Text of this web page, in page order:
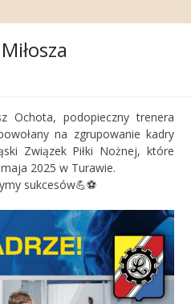
Ochota, podopieczny trenera
na zgrupowanie kadry
Związek Piłki Nożnej, które
2025 w Turawie.
sukcesów💪⚽